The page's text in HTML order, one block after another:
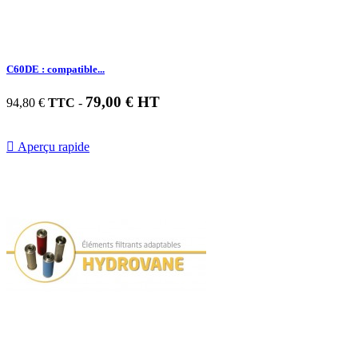
C60DE : compatible...
94,80 € TTC - 79,00 € HT
 Aperçu rapide